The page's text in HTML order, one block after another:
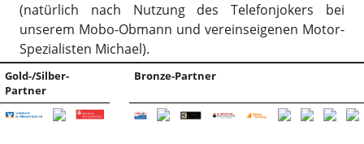
(natürlich nach Nutzung des Telefonjokers bei
unserem Mobo-Obmann und vereinseigenen Motor-
Spezialisten Michael).
Wir Optis haben davon fast nichts mitbekommen –
Gold-/Silber-
Partner
Bronze-Partner